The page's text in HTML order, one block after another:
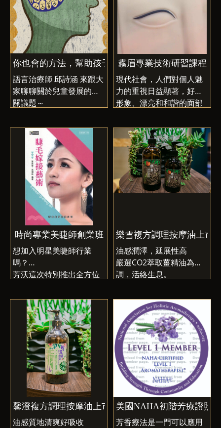
歡迎與我們近距離認識香
草植物，感受大自然所賜
與的植物小智慧～【6/6
台中場 芳香公益講座】
你也會的方法，幫助孩子學說話～
語言治療師 邱詩涵 來跟大
家聊聊關於兒童發展的相
關議題～
【學歷】
中山醫學大學語言治療學
台中教育大學早期療育研
究所畢
霧眉專業技術研習課程
現代社會，人們對個人魅
力的重視日益顯著，好的
形象、漂亮和和諧的面部
在人們擇偶、決策、合作
等行為都會產生重要影
響；五官面容中，眉毛佔
有重要地位，好的眉型更
有助於運勢開展增加他人
吸引力，本課程從零基礎
時尚專業美睫師創業班
想加入明星美睫師行業
嗎？
芳沃這次特別推出全方位
舒適的教學環境搭配國際
師資
由淺入深、拆解美睫手
法，
套入快速公式，美睫就業
創業更Easy🌹
樂雪複方調理按摩油上市
油感潤澤，延展性高
嚴選CO2萃取薑精油為主
調，活絡生息。
馨澄複方調理按摩油上市囉！
油感質地清爽好吸收
美國NAHA初階芳療證照
芳香療法是一門可以應用